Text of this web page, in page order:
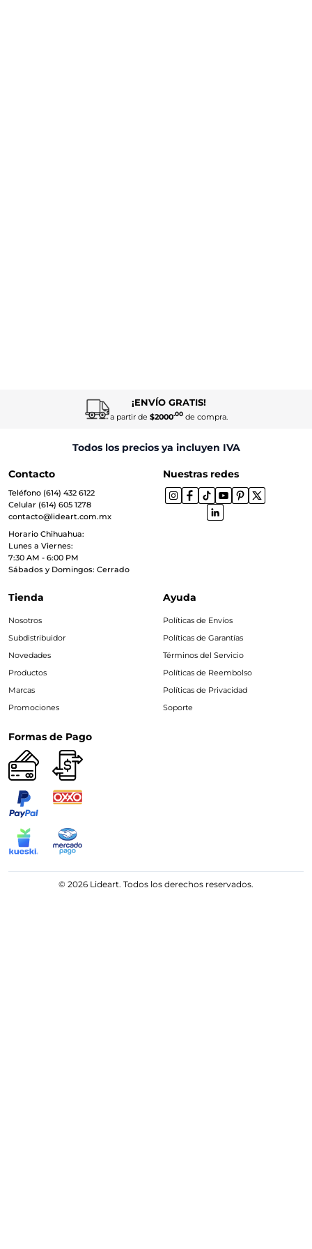
¡ENVÍO GRATIS!
a partir de $2000.00de compra.
Todos los precios ya incluyen IVA
Contacto
Teléfono (614) 432 6122
Celular (614) 605 1278
contacto@lideart.com.mx
Horario Chihuahua:
Lunes a Viernes:
7:30 AM - 6:00 PM
Sábados y Domingos: Cerrado
Nuestras redes
Tienda
Nosotros
Subdistribuidor
Novedades
Productos
Marcas
Promociones
Ayuda
Políticas de Envíos
Políticas de Garantías
Términos del Servicio
Políticas de Reembolso
Políticas de Privacidad
Soporte
Formas de Pago
© 2026 Lideart. Todos los derechos reservados.